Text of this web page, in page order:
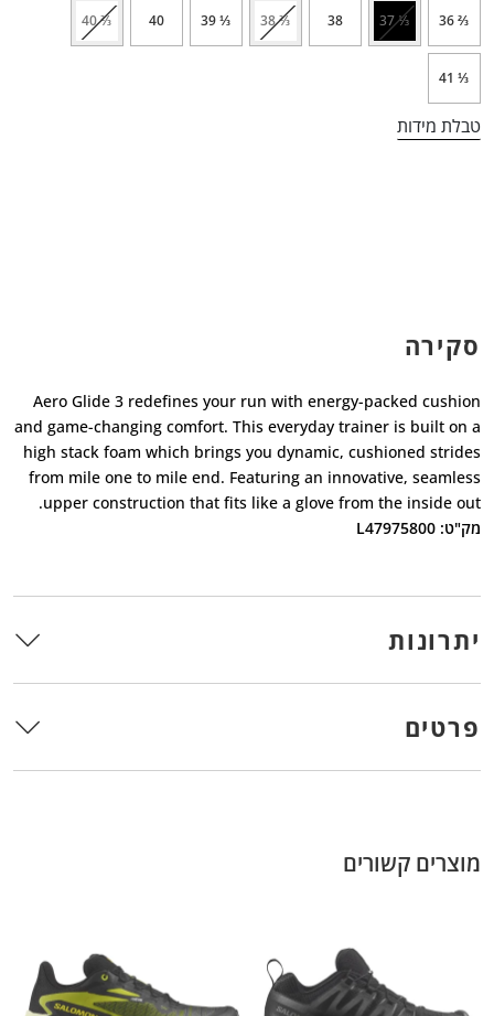
⅔ 36
⅓ 37
38
⅔ 38
⅓ 39
40
⅔ 40
⅓ 41
טבלת מידות
סקירה
Aero Glide 3 redefines your run with energy-packed cushion
and game-changing comfort. This everyday trainer is built on a
high stack foam which brings you dynamic, cushioned strides
from mile one to mile end. Featuring an innovative, seamless
upper construction that fits like a glove from the inside out.
מק"ט: L47975800
יתרונות
פרטים
מוצרים קשורים